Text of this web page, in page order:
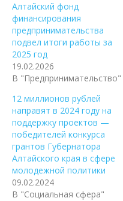
Алтайский фонд
финансирования
предпринимательства
подвел итоги работы за
2025 год
19.02.2026
В "Предпринимательство"
12 миллионов рублей
направят в 2024 году на
поддержку проектов —
победителей конкурса
грантов Губернатора
Алтайского края в сфере
молодежной политики
09.02.2024
В "Социальная сфера"